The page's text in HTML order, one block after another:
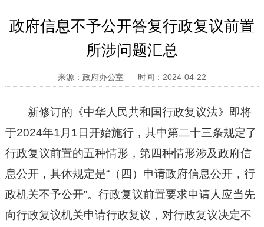
政府信息不予公开答复行政复议前置
所涉问题汇总
来源：政府办公室 时间：2024-04-22
新修订的《中华人民共和国行政复议法》即将
于2024年1月1日开始施行，其中第二十三条规定了
行政复议前置的五种情形，第四种情形涉及政府信
息公开，具体规定是“（四）申请政府信息公开，行
政机关不予公开”。行政复议前置要求申请人应当先
向行政复议机关申请行政复议，对行政复议决定不